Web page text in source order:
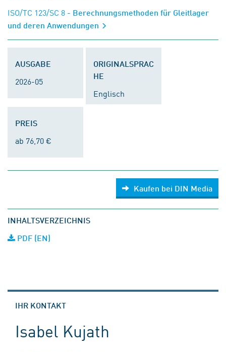
ISO/TC 123/SC 8 - Berechnungsmethoden für Gleitlager
und deren Anwendungen
AUSGABE
2026-05
ORIGINALSPRAC
HE
Englisch
PREIS
ab 76,70 €
Kaufen bei DIN Media
INHALTSVERZEICHNIS
PDF (EN)
IHR KONTAKT
Isabel Kujath